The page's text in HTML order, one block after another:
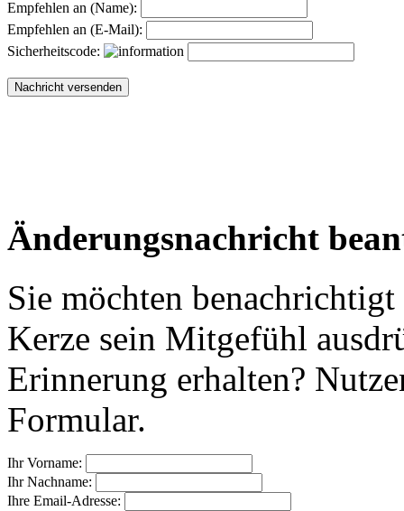
Empfehlen an (Name):
Empfehlen an (E-Mail):
Sicherheitscode:
Änderungsnachricht
Sie möchten
Kerze sein Mitgefühl
Erinnerung erhalten?
Formular.
Ihr Vorname:
Ihr Nachname:
Ihre Email-Adresse: